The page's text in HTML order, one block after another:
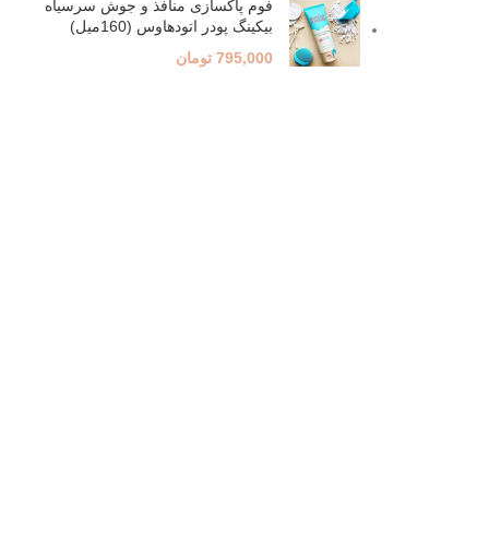
فوم پاکسازی منافذ و جوش سرسیاه
بیکینگ پودر اتودهاوس (160میل)
795,000 تومان